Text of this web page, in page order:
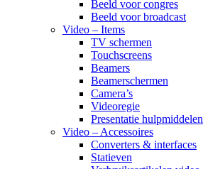
Beeld voor congres
Beeld voor broadcast
Video – Items
TV schermen
Touchscreens
Beamers
Beamerschermen
Camera’s
Videoregie
Presentatie hulpmiddelen
Video – Accessoires
Converters & interfaces
Statieven